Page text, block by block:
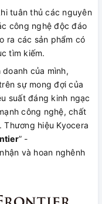
tuân thủ các nguyên
công nghệ độc đáo
ra các sản phẩm có
tìm kiếm.
của mình,
sự mong đợi của
suất đáng kinh ngạc
công nghệ, chất
hiệu Kyocera
” -
và hoan nghênh